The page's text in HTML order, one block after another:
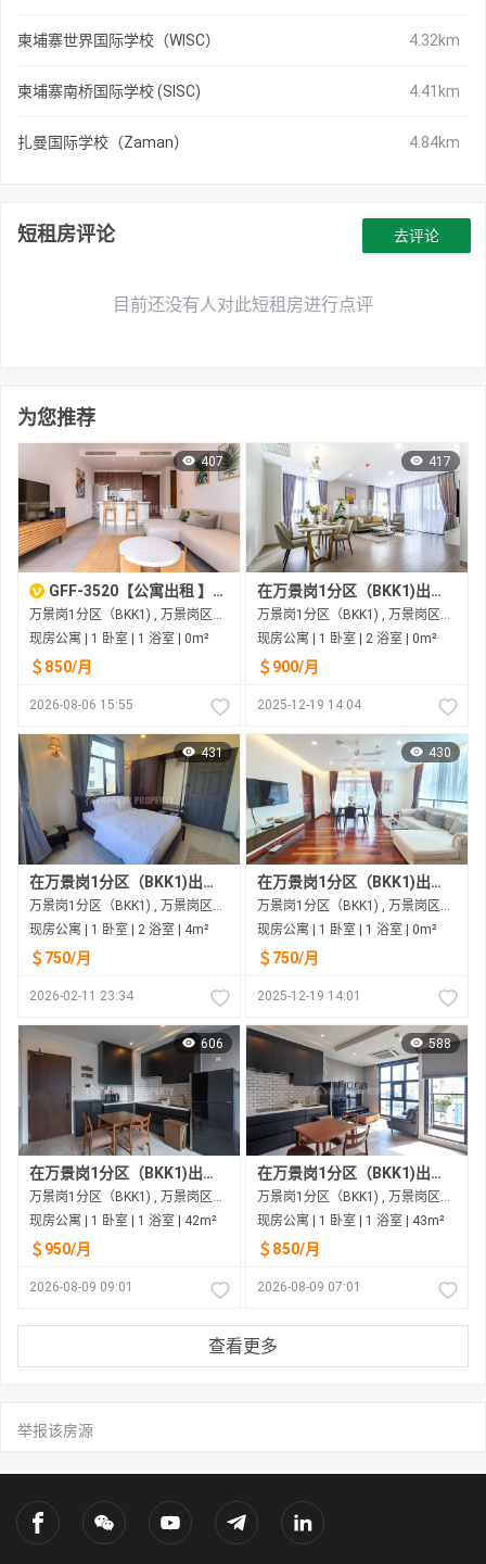
柬埔寨世界国际学校（WISC） 4.32km
柬埔寨南桥国际学校 (SISC) 4.41km
扎曼国际学校（Zaman） 4.84km
短租房评论
目前还没有人对此短租房进行点评
去评论
为您推荐
407
GFF-3520【公寓出租 】Embassy bkk1高端一房公寓
万景岗1分区（BKK1) , 万景岗区（BKK) , 金边市
现房公寓 | 1 卧室 | 1 浴室 | 0m²
＄850/月
2026-08-06 15:55
417
在万景岗1分区（BKK1)出租的现房公寓
万景岗1分区（BKK1) , 万景岗区（BKK) , 金边市
现房公寓 | 1 卧室 | 2 浴室 | 0m²
＄900/月
2025-12-19 14:04
431
在万景岗1分区（BKK1)出租的现房公寓
万景岗1分区（BKK1) , 万景岗区（BKK) , 金边市
现房公寓 | 1 卧室 | 2 浴室 | 4m²
＄750/月
2026-02-11 23:34
430
在万景岗1分区（BKK1)出租的现房公寓
万景岗1分区（BKK1) , 万景岗区（BKK) , 金边市
现房公寓 | 1 卧室 | 1 浴室 | 0m²
＄750/月
2025-12-19 14:01
606
在万景岗1分区（BKK1)出租的现房公寓
万景岗1分区（BKK1) , 万景岗区（BKK) , 金边市
现房公寓 | 1 卧室 | 1 浴室 | 42m²
＄950/月
2026-08-09 09:01
588
在万景岗1分区（BKK1)出租的现房公寓
万景岗1分区（BKK1) , 万景岗区（BKK) , 金边市
现房公寓 | 1 卧室 | 1 浴室 | 43m²
＄850/月
2026-08-09 07:01
查看更多
举报该房源